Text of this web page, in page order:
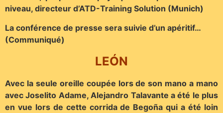
niveau, directeur d’ATD-Training Solution (Munich)
La conférence de presse sera suivie d’un apéritif…
(Communiqué)
LEÓN
Avec la seule oreille coupée lors de son mano a mano
avec Joselito Adame, Alejandro Talavante a été le plus
en vue lors de cette corrida de Begoña qui a été loin